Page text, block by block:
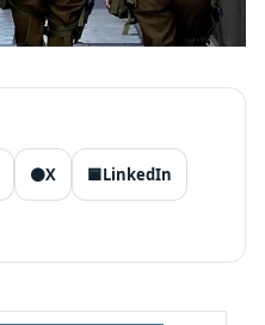
⚫X 🟦LinkedIn